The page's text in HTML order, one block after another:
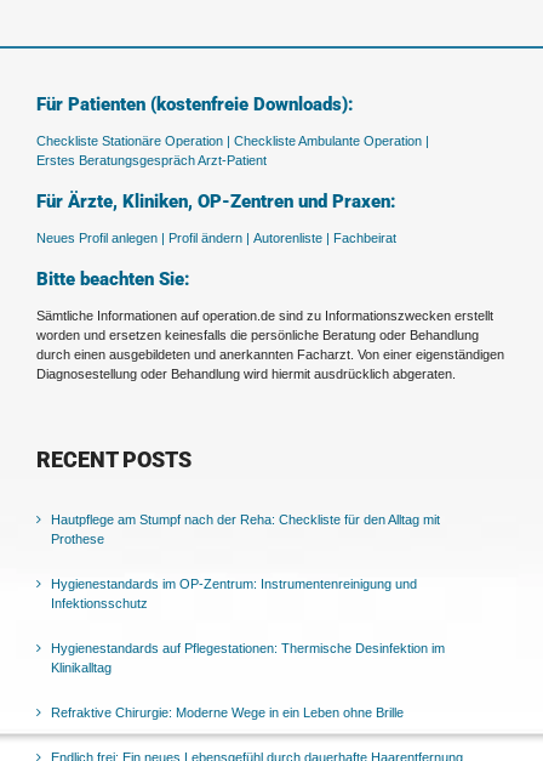
Für Patienten (kostenfreie Downloads):
Checkliste Stationäre Operation | Checkliste Ambulante Operation |
Erstes Beratungsgespräch Arzt-Patient
Für Ärzte, Kliniken, OP-Zentren und Praxen:
Neues Profil anlegen | Profil ändern | Autorenliste | Fachbeirat
Bitte beachten Sie:
Sämtliche Informationen auf operation.de sind zu Informationszwecken erstellt
worden und ersetzen keinesfalls die persönliche Beratung oder Behandlung
durch einen ausgebildeten und anerkannten Facharzt. Von einer eigenständigen
Diagnosestellung oder Behandlung wird hiermit ausdrücklich abgeraten.
RECENT POSTS
Hautpflege am Stumpf nach der Reha: Checkliste für den Alltag mit
Prothese
Hygienestandards im OP-Zentrum: Instrumentenreinigung und
Infektionsschutz
Hygienestandards auf Pflegestationen: Thermische Desinfektion im
Klinikalltag
Refraktive Chirurgie: Moderne Wege in ein Leben ohne Brille
Endlich frei: Ein neues Lebensgefühl durch dauerhafte Haarentfernung